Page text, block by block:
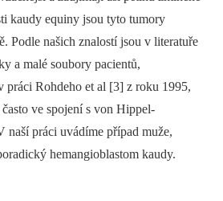
kaudy equiny jsou tyto tumory
Podle našich znalostí jsou v literatuře
a malé soubory pacientů,
práci Rohdeho et al [3] z roku 1995,
ve spojení s von ­Hippel-
práci uvádíme případ muže,
hemangioblastom kaudy.